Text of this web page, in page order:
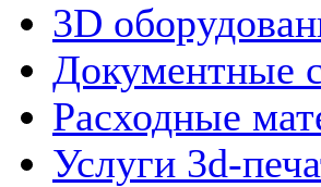
3D
Документные
Расходные
Услуги 3d-